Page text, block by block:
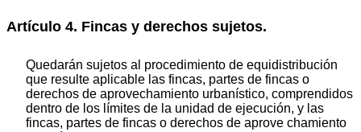
Artículo 4. Fincas y derechos sujetos.
Quedarán sujetos al procedimiento de equidistribución
que resulte aplicable las fincas, partes de fincas o
derechos de aprovechamiento urbanístico, comprendidos
dentro de los límites de la unidad de ejecución, y las
fincas, partes de fincas o derechos de aprove chamiento